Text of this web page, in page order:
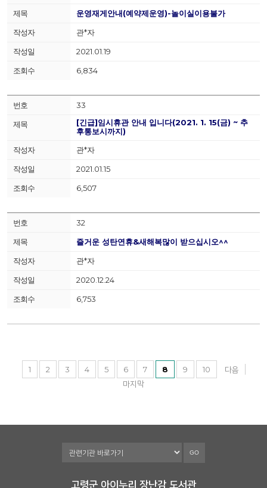
운영재게안내(예약제운영)-놀이실이용불가
관*자
2021.01.19
6,834
33
[긴급]임시휴관 안내 입니다(2021. 1. 15(금) ~ 추
후통보시까지)
관*자
2021.01.15
6,507
32
즐거운 성탄연휴&새해복많이 받으십시오^^
관*자
2020.12.24
6,753
1 2 3 4 5 6 7 8 9 10
다음
마지막
고령군 아이누리 장난감 도서관
GO